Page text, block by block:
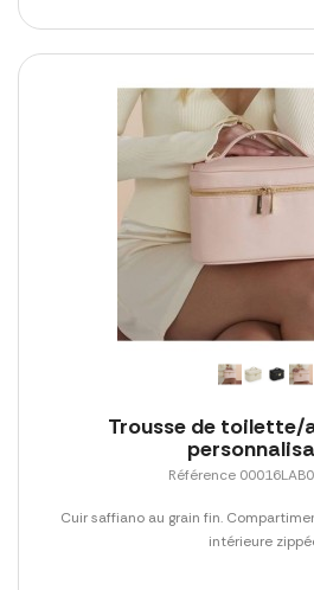
Trousse de toilette/
Référence
Cuir saffiano au grain fin.
intérieure